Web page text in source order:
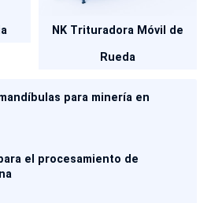
NK Trituradora Móvil de
Rueda
para minería en
el procesamiento de